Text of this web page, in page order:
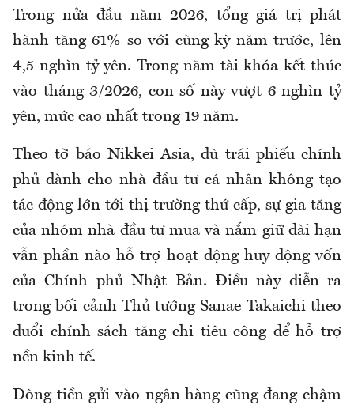
Trong nửa đầu năm 2026, tổng giá trị phát
hành tăng 61% so với cùng kỳ năm trước, lên
4,5 nghìn tỷ yên. Trong năm tài khóa kết thúc
vào tháng 3/2026, con số này vượt 6 nghìn tỷ
yên, mức cao nhất trong 19 năm.
Theo tờ báo Nikkei Asia, dù trái phiếu chính
phủ dành cho nhà đầu tư cá nhân không tạo
tác động lớn tới thị trường thứ cấp, sự gia tăng
của nhóm nhà đầu tư mua và nắm giữ dài hạn
vẫn phần nào hỗ trợ hoạt động huy động vốn
của Chính phủ Nhật Bản. Điều này diễn ra
trong bối cảnh Thủ tướng Sanae Takaichi theo
đuổi chính sách tăng chi tiêu công để hỗ trợ
nền kinh tế.
Dòng tiền gửi vào ngân hàng cũng đang chậm